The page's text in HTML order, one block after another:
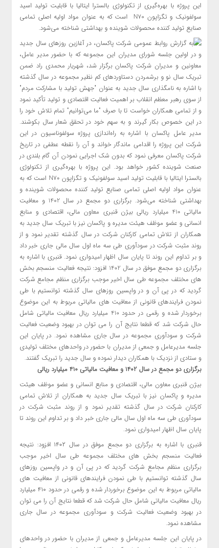
این پروژه با بهره‌گیری از تکنولوژی بالسترا ایتالیا با قابلیت تولید اسید
سولفونیک و تگزاپون N70 است که به عنوان مواد اولیه اصلی تمامی
صنایع تولید کننده محصولات شوینده و بهداشتی شناخته می‌شود.
برگزاری دو مجمع در سال ۱۴۰۲ و معافیت مالیاتی ۴۱۰ میلیارد ریالی
بیژن قنبری معاون مالی، اقتصادی و منابع انسانی و عضو موظف هیئت
مدیره و پاکسان نیز با تبریک سال جدید به همکاران از تلاش تمامی
کارکنان شرکت در سال گذشته تقدیر نمود و از روند مثبت شرکت در
سودآوری طی سه ماه اول سال مالی جاری خبر داد و بر تداوم این روند تا
پایان سال اظهار امیدواری نمود.
قنبری با اشاره به برگزاری دو مجمع موفق در سال ۱۴۰۲ افزود: نتیجه
فعالیت منسجم بخش های مختلف مجموعه طی سال اخیر موجب
برگزاری منظم مجامع شرکت گردید که در پی آن و در واپسین روزهای
سال گذشته توانستیم با طی نمودن فرایندهای قانونی از معافیت های
مالیاتی مربوط به این موضوع برخوردار شده و رقمی در حدود ۴۱۰ میلیارد
ریال معافیت مالیاتی شامل حال شرکت شد که قطعا نتایج آن را می توان
در بهبود وضعیت فعالیت شرکت و سودآوری مجموعه در سال جاری
مشاهده نمود.
در پایان این جلسه مدیرعامل و جمعی از مدیران با حضور در واحدهای